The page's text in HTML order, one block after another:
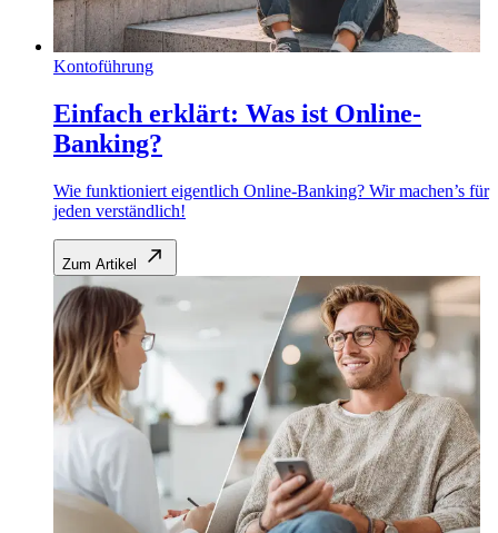
Kontoführung
Einfach erklärt: Was ist Online-
Banking?
Wie funktioniert eigentlich Online-Banking? Wir machen’s für
jeden verständlich!
Zum Artikel